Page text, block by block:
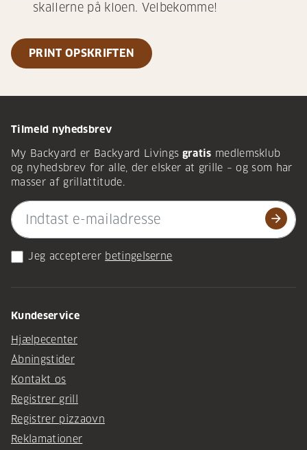
skallerne på kloen. Velbekomme!
PRINT OPSKRIFTEN
Tilmeld nyhedsbrev
My Backyard er Backyard Livings gratis medlemsklub
og nyhedsbrev for alle, der elsker at grille – og som har
masser af grillattitude.
arrow_forward
Jeg accepterer betingelserne
Kundeservice
Hjælpecenter
Åbningstider
Kontakt os
Registrer grill
Registrer pizzaovn
Reklamationer